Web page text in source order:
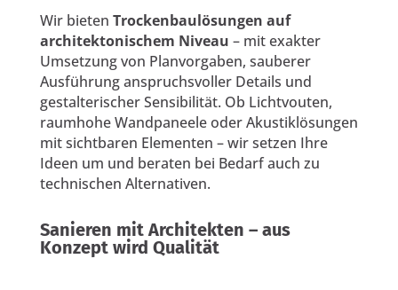
Wir bieten Trockenbaulösungen auf
architektonischem Niveau – mit exakter
Umsetzung von Planvorgaben, sauberer
Ausführung anspruchsvoller Details und
gestalterischer Sensibilität. Ob Lichtvouten,
raumhohe Wandpaneele oder Akustiklösungen
mit sichtbaren Elementen – wir setzen Ihre
Ideen um und beraten bei Bedarf auch zu
technischen Alternativen.
Sanieren mit Architekten – aus
Konzept wird Qualität